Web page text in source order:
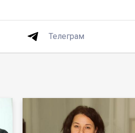
Телеграм